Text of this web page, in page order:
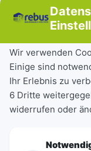
Störungen
Tickets & Tarife
Deutschlandticket
Schülerkarte
Einzeltickets
Abonnements
Wir verwenden
Einige sind
Ihr Erlebnis zu
6 Dritte
widerrufen oder